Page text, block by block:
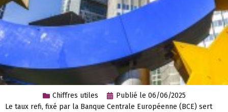
Chiffres utiles Publié le 06/06/2025
Le taux refi, fixé par la Banque Centrale Européenne (BCE) sert